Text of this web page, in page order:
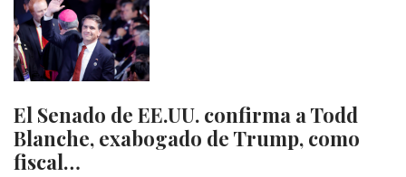
El Senado de EE.UU. confirma a Todd
Blanche, exabogado de Trump, como
fiscal…